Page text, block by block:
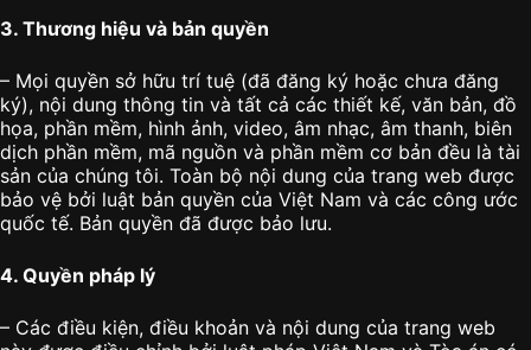
3. Thương hiệu và bản quyền
– Mọi quyền sở hữu trí tuệ (đã đăng ký hoặc chưa đăng
ký), nội dung thông tin và tất cả các thiết kế, văn bản, đồ
họa, phần mềm, hình ảnh, video, âm nhạc, âm thanh, biên
dịch phần mềm, mã nguồn và phần mềm cơ bản đều là tài
sản của chúng tôi. Toàn bộ nội dung của trang web được
bảo vệ bởi luật bản quyền của Việt Nam và các công ước
quốc tế. Bản quyền đã được bảo lưu.
4. Quyền pháp lý
– Các điều kiện, điều khoản và nội dung của trang web